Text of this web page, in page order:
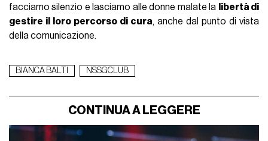
facciamo silenzio e lasciamo alle donne malate la libertà di
gestire il loro percorso di cura, anche dal punto di vista
della comunicazione.
BIANCA BALTI NSSGCLUB
CONTINUA A LEGGERE